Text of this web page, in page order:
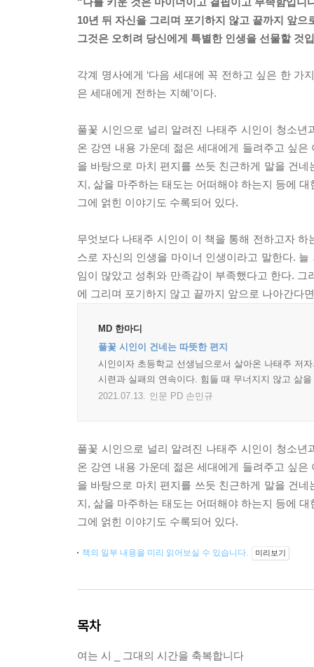
10년 뒤 자신을 그리며 포기하지 않고 끝까지 앞으
그것은 오히려 당신에게 특별한 인생을 선물할 것
각계 명사에게 ‘다음 세대에 꼭 전하고 싶은 한 가
은 세대에게 전하는 지혜’이다.
풀꽃 시인으로 널리 알려진 나태주 시인이 청소
온 강연 내용 가운데 젊은 세대에게 들려주고 싶
을 바탕으로 마치 편지를 쓰듯 친근하게 말을 건
지, 삶을 마주하는 태도는 어떠해야 하는지 등에
그에 얽힌 이야기도 수록되어 있다.
무엇보다 나태주 시인이 이 책을 통해 전하고자 하
스로 자신의 인생을 마이너 인생이라고 말한다.
임이 많았고 성취와 만족감이 부족했다고 한다.
에 그리며 포기하지 않고 끝까지 앞으로 나아간다
MD 한마디
풀꽃 시인이 건네는 따뜻한 편지
시인이자 초등학교 선생님으로서 살아온 나태주 저
시련과 실패의 연속이다. 힘들 때 무너지지 않고 삶
2021.07.13. 인문 PD 손민규
풀꽃 시인으로 널리 알려진 나태주 시인이 청소
온 강연 내용 가운데 젊은 세대에게 들려주고 싶
을 바탕으로 마치 편지를 쓰듯 친근하게 말을 건
지, 삶을 마주하는 태도는 어떠해야 하는지 등에
그에 얽힌 이야기도 수록되어 있다.
책의 일부 내용을 미리 읽어보실 수 있습니다. 미리보기
목차
여는 시 _ 그대의 시간을 축복합니다